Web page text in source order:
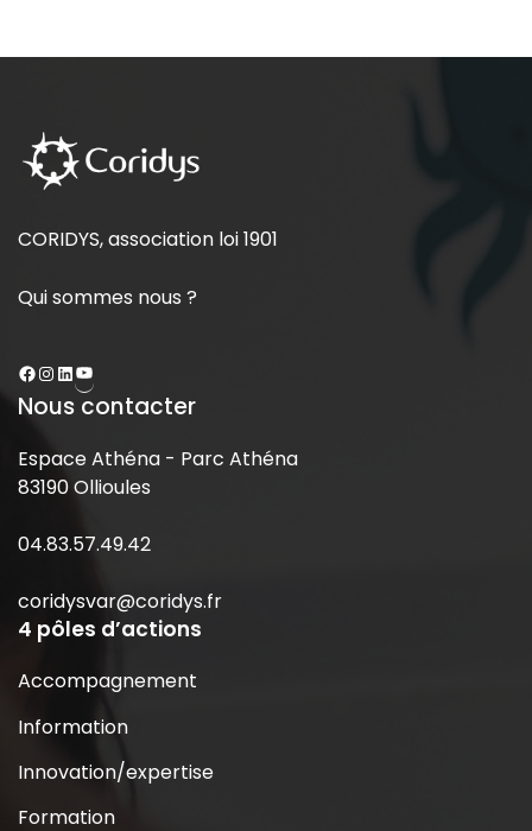
CORIDYS, association loi 1901
Qui sommes nous ?
Nous contacter
Espace Athéna - Parc Athéna
83190 Ollioules
04.83.57.49.42
coridysvar@coridys.fr
4 pôles d’actions
Accompagnement
Information
Innovation/expertise
Formation